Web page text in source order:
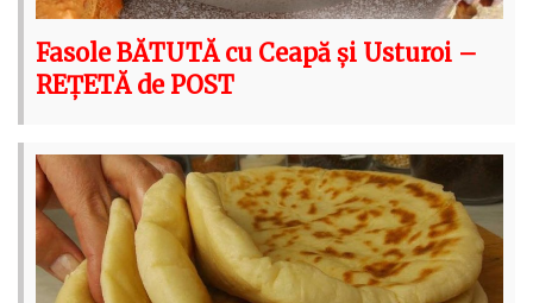
Fasole BĂTUTĂ cu Ceapă și Usturoi –
REȚETĂ de POST